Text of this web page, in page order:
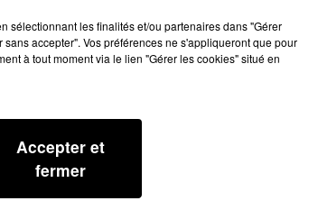
sélectionnant les finalités et/ou partenaires dans "Gérer
accepter". Vos préférences ne s'appliqueront que pour
à tout moment via le lien "Gérer les cookies" situé en
Accepter et
fermer